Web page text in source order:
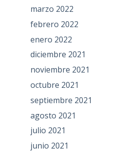
marzo 2022
febrero 2022
enero 2022
diciembre 2021
noviembre 2021
octubre 2021
septiembre 2021
agosto 2021
julio 2021
junio 2021